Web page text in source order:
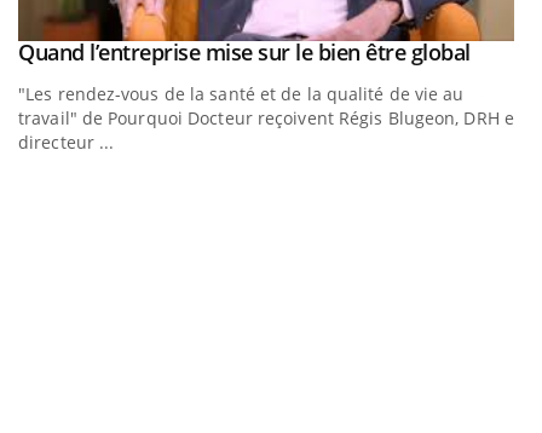
Youtube
Quand l’entreprise mise sur le bien être global
"Les rendez-vous de la santé et de la qualité de vie au
travail" de Pourquoi Docteur reçoivent Régis Blugeon, DRH et
directeur ...